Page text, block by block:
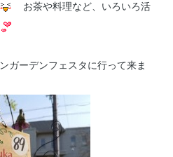
お茶や料理など、いろいろ活
ガーデンフェスタに行って来ま